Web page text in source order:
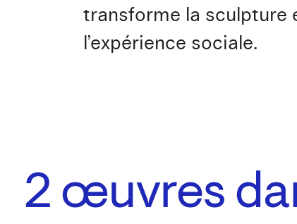
transforme la sculpture
l’expérience sociale.
2 œuvres